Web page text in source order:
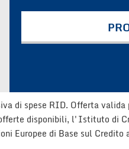
di spese RID. Offerta valida
disponibili, l'Istituto di
Europee di Base sul Credito